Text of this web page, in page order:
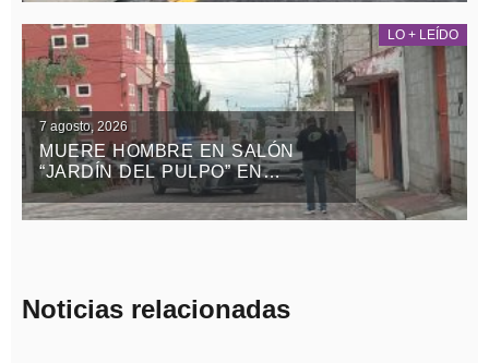
LO + LEÍDO
7 agosto, 2026
MUERE HOMBRE EN SALÓN
“JARDÍN DEL PULPO” EN
APIZACO
Noticias relacionadas